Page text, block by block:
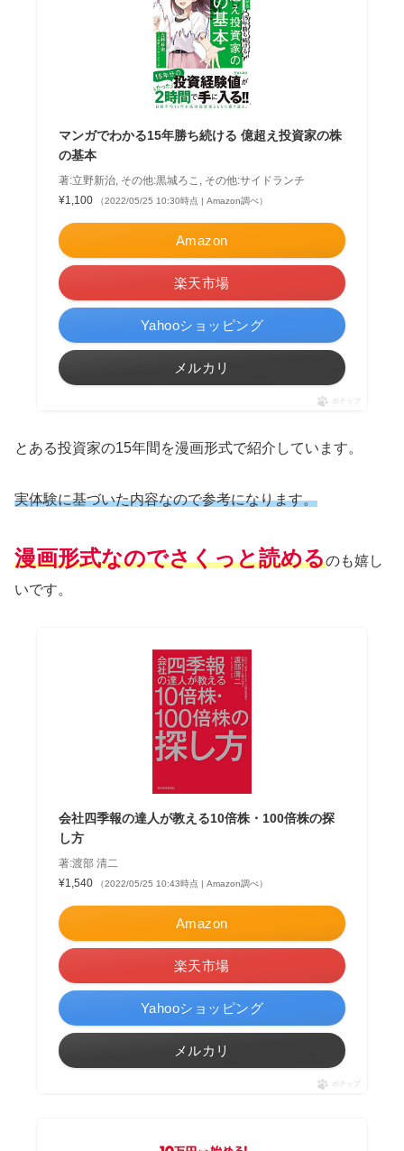
マンガでわかる15年勝ち続ける 億超え投資家の株
の基本
著:立野新治, その他:黒城ろこ, その他:サイドランチ
¥1,100
（2022/05/25 10:30時点 | Amazon調べ）
Amazon
楽天市場
Yahooショッピング
メルカリ
ポチップ
とある投資家の15年間を漫画形式で紹介しています。
実体験に基づいた内容なので参考になります。
漫画形式なのでさくっと読めるのも嬉し
いです。
会社四季報の達人が教える10倍株・100倍株の探
し方
著:渡部 清二
¥1,540
（2022/05/25 10:43時点 | Amazon調べ）
Amazon
楽天市場
Yahooショッピング
メルカリ
ポチップ